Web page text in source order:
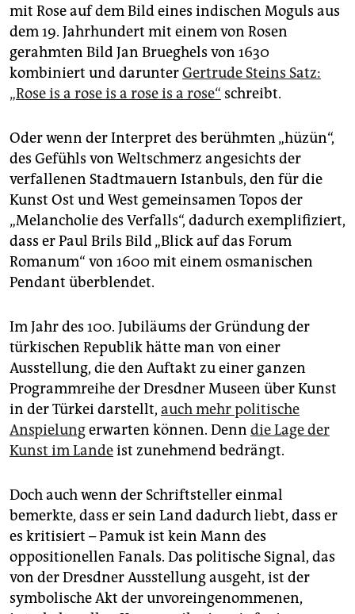
mit Rose auf dem Bild eines indischen Moguls aus
dem 19. Jahrhundert mit einem von Rosen
gerahmten Bild Jan Brueghels von 1630
kombiniert und darunterGertrude Steins Satz:
„Rose is a rose is a rose is a rose“ schreibt.
Oder wenn der Interpret des berühmten „hüzün“,
des Gefühls von Weltschmerz angesichts der
verfallenen Stadtmauern Istanbuls, den für die
Kunst Ost und West gemeinsamen Topos der
„Melancholie des Verfalls“, dadurch exemplifiziert,
dass er Paul Brils Bild „Blick auf das Forum
Romanum“ von 1600 mit einem osmanischen
Pendant überblendet.
Im Jahr des 100. Jubiläums der Gründung der
türkischen Republik hätte man von einer
Ausstellung, die den Auftakt zu einer ganzen
Programmreihe der Dresdner Museen über Kunst
in der Türkei darstellt, auch mehr politische
Anspielungerwarten können. Denn die Lage der
Kunst im Landeist zunehmend bedrängt.
Doch auch wenn der Schriftsteller einmal
bemerkte, dass er sein Land dadurch liebt, dass er
es kritisiert – Pamuk ist kein Mann des
oppositionellen Fanals. Das politische Signal, das
von der Dresdner Ausstellung ausgeht, ist der
symbolische Akt der unvoreingenommenen,